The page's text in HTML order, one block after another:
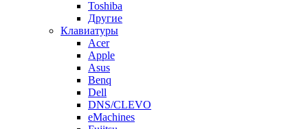
Toshiba
Другие
Клавиатуры
Acer
Apple
Asus
Benq
Dell
DNS/CLEVO
eMachines